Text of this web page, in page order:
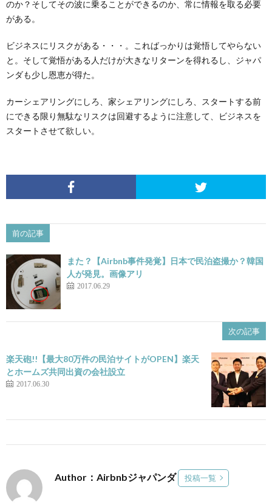
のか？そしてその波に乗ることができるのか、常に情報を取る必要
がある。
ビジネスにリスクがある・・・。こればっかりは覚悟してやらない
と。そして覚悟がある人だけが大きなリターンを得れるし、ジャパ
ンダも少し恩恵が得た。
カーシェアリングにしろ、家シェアリングにしろ、スタートする前
にできる限り無駄なリスクは回避するように注意して、ビジネスを
スタートさせて欲しい。
前の記事
また？【Airbnb事件発覚】日本で民泊盗撮か？韓国
人が発見。画像アリ
2017.06.29
次の記事
楽天砲!!【最大80万件の民泊サイトがOPEN】楽天
とホームズ共同出資の会社設立
2017.06.30
Author：Airbnbジャパンダ 投稿一覧